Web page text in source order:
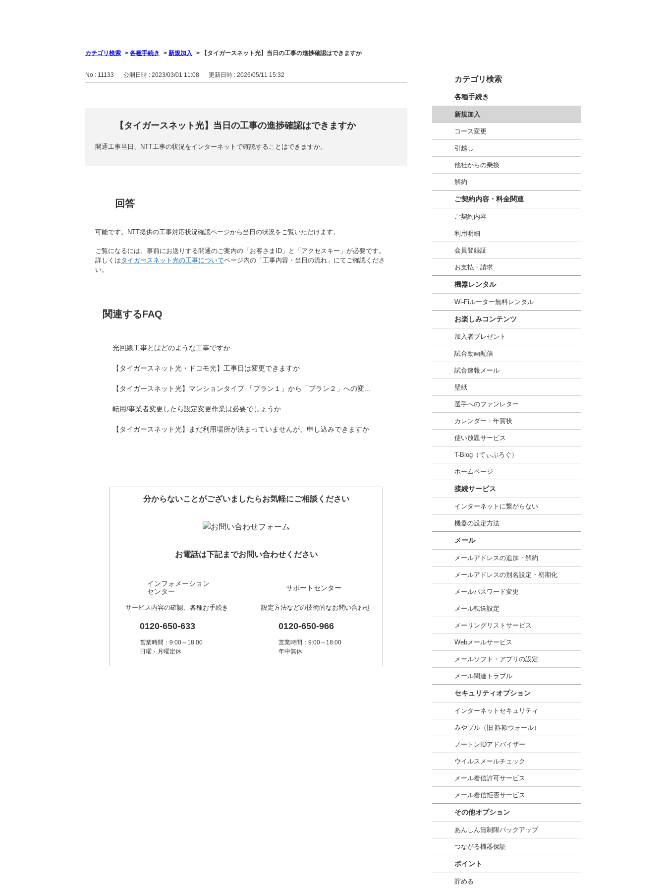
カテゴリ検索 > 各種手続き > 新規加入 > 【タイガースネット光】当日の工事の進捗確認はできますか
カテゴリ検索
各種手続き
新規加入
コース変更
引越し
他社からの乗換
解約
ご契約内容・料金関連
ご契約内容
利用明細
会員登録証
お支払・請求
機器レンタル
Wi-Fiルーター無料レンタル
お楽しみコンテンツ
加入者プレゼント
試合動画配信
試合速報メール
壁紙
選手へのファンレター
カレンダー・年賀状
使い放題サービス
T-Blog（てぃぶろぐ）
ホームページ
接続サービス
インターネットに繋がらない
機器の設定方法
メール
メールアドレスの追加・解約
メールアドレスの別名設定・初期化
メールパスワード変更
メール転送設定
メーリングリストサービス
Webメールサービス
メールソフト・アプリの設定
メール関連トラブル
セキュリティオプション
インターネットセキュリティ
みやブル（旧 詐欺ウォール）
ノートンIDアドバイザー
ウイルスメールチェック
メール着信許可サービス
メール着信拒否サービス
その他オプション
あんしん無制限バックアップ
つながる機器保証
ポイント
貯める
No : 11133 公開日時 : 2023/03/01 11:08 更新日時 : 2026/05/11 15:32
【タイガースネット光】当日の工事の進捗確認はできますか
開通工事当日、NTT工事の状況をインターネットで確認することはできますか。
回答
可能です。NTT提供の工事対応状況確認ページから当日の状況をご覧いただけます。
ご覧になるには、事前にお送りする開通のご案内の「お客さまID」と「アクセスキー」が必要です。
詳しくはタイガースネット光の工事についてページ内の「工事内容・当日の流れ」にてご確認くださ
い。
関連するFAQ
光回線工事とはどのような工事ですか
【タイガースネット光・ドコモ光】工事日は変更できますか
【タイガースネット光】マンションタイプ 「プラン１」から「プラン２」への変...
転用/事業者変更したら設定変更作業は必要でしょうか
【タイガースネット光】まだ利用場所が決まっていませんが、申し込みできますか
分からないことがございましたらお気軽にご相談ください
お電話は下記までお問い合わせください
インフォメーション
センター
サービス内容の確認、各種お手続き
0120-650-633
営業時間：9:00～18:00
日曜・月曜定休
サポートセンター
設定方法などの技術的なお問い合わせ
0120-650-966
営業時間：9:00～18:00
年中無休